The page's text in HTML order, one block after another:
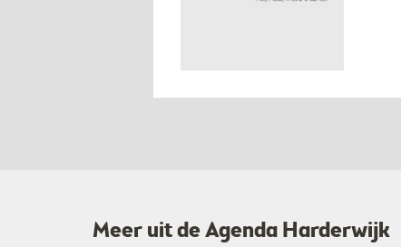
Meer uit de Agenda Harderwijk